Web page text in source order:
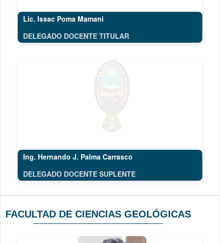
Lic. Issac Poma Mamani
DELEGADO DOCENTE TITULAR
Ing. Hernando J. Palma Carrasco
DELEGADO DOCENTE SUPLENTE
FACULTAD DE CIENCIAS GEOLÓGICAS